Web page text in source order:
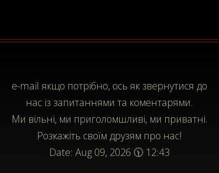
e-mail якщо потрібно, ось як звернутися до
нас із запитаннями та коментарями.
Ми вільні, ми приголомшливі, ми приватні.
Розкажіть своїм друзям про нас!
Date: Aug 09, 2026 🕦 12:43